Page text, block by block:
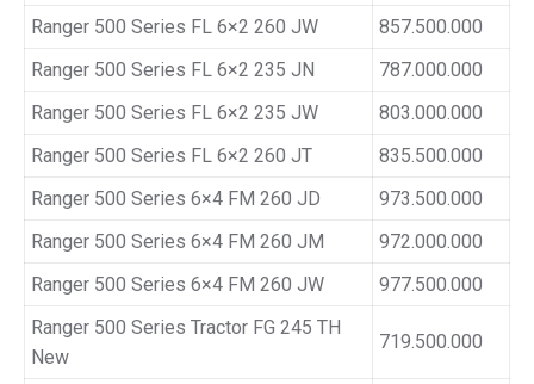
Ranger 500 Series FL 6×2 260 JW
857.500.000
Ranger 500 Series FL 6×2 235 JN
787.000.000
Ranger 500 Series FL 6×2 235 JW
803.000.000
Ranger 500 Series FL 6×2 260 JT
835.500.000
Ranger 500 Series 6×4 FM 260 JD
973.500.000
Ranger 500 Series 6×4 FM 260 JM
972.000.000
Ranger 500 Series 6×4 FM 260 JW
977.500.000
Ranger 500 Series Tractor FG 245 TH
New
719.500.000